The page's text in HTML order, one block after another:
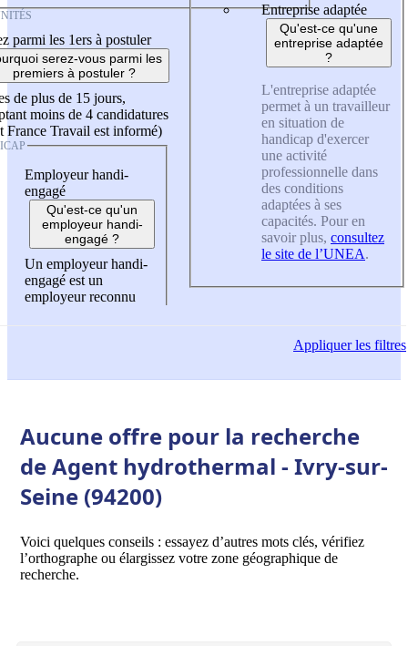
parmi les 1ers à postuler
serez-vous parmi les
premiers à postuler ?
de plus de 15 jours,
moins de 4 candidatures
France Travail est informé)
Employeur handi-
engagé
Qu'est-ce qu'un
employeur handi-
engagé ?
Un employeur handi-
engagé est un
employeur reconnu
Entreprise adaptée
Qu'est-ce qu'une
entreprise adaptée
?
L'entreprise adaptée
permet à un travailleur
en situation de
handicap d'exercer
une activité
professionnelle dans
des conditions
adaptées à ses
capacités. Pour en
savoir plus, consultez
le site de l’UNEA.
Appliquerles filtres
Aucune offre pour la recherche
de Agent hydrothermal - Ivry-sur-
Seine (94200)
Voici quelques conseils : essayez d’autres mots clés, vérifiez
l’orthographe ou élargissez votre zone géographique de
recherche.